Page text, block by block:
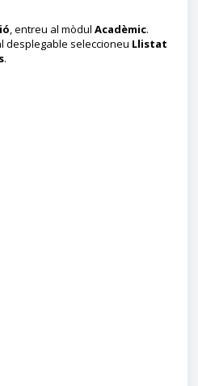
, entreu al mòdul Acadèmic.
desplegable seleccioneu Llistat
.